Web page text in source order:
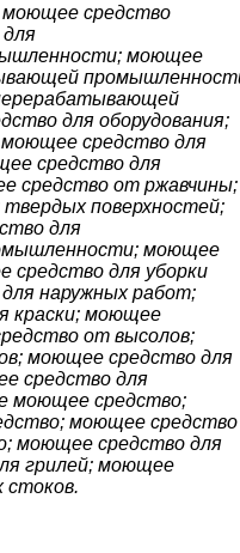
средство
моющее
для оборудования;
средство для
средство для
средство от ржавчины;
поверхностей;
для
моющее
средство для уборки
наружных работ;
краски; моющее
от высолов;
моющее средство для
средство для
моющее средство;
моющее средство
моющее средство для
грилей; моющее
стоков.